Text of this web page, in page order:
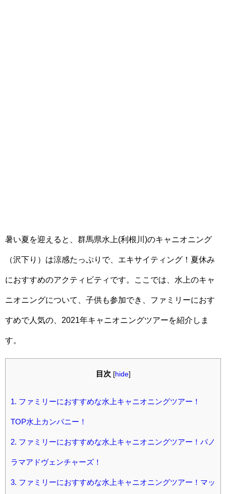
暑い夏を迎えると、群馬県水上(利根川)のキャニオニング
（沢下り）は涼感たっぷりで、エキサイティング！夏休み
におすすめのアクティビティです。ここでは、水上のキャ
ニオニングについて、子供も参加でき、ファミリーにおす
すめで人気の、2021年キャニオニングツアーを紹介しま
す。
目次 [hide]
1. ファミリーにおすすめな水上キャニオニングツアー！
TOP水上カンパニー！
2. ファミリーにおすすめな水上キャニオニングツアー！パノ
ラマアドヴェンチャーズ！
3. ファミリーにおすすめな水上キャニオニングツアー！マッ